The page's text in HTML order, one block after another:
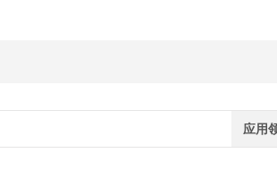
应用